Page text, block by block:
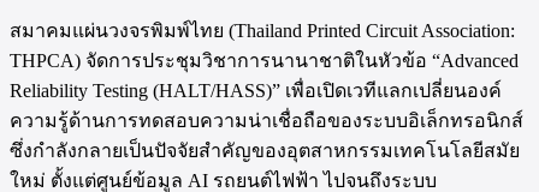
สมาคมแผ่นวงจรพิมพ์ไทย (Thailand Printed Circuit Association:
THPCA) จัดการประชุมวิชาการนานาชาติในหัวข้อ “Advanced
Reliability Testing (HALT/HASS)” เพื่อเปิดเวทีแลกเปลี่ยนองค์
ความรู้ด้านการทดสอบความน่าเชื่อถือของระบบอิเล็กทรอนิกส์
ซึ่งกำลังกลายเป็นปัจจัยสำคัญของอุตสาหกรรมเทคโนโลยีสมัย
ใหม่ ตั้งแต่ศูนย์ข้อมูล AI รถยนต์ไฟฟ้า ไปจนถึงระบบ